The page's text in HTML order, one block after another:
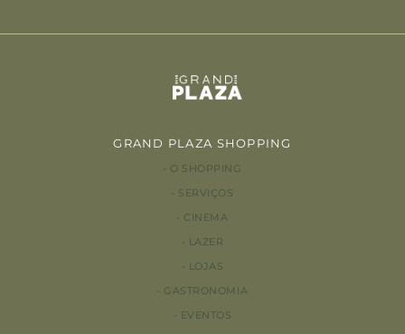
GRAND PLAZA SHOPPING
O SHOPPING
SERVIÇOS
CINEMA
LAZER
LOJAS
GASTRONOMIA
EVENTOS